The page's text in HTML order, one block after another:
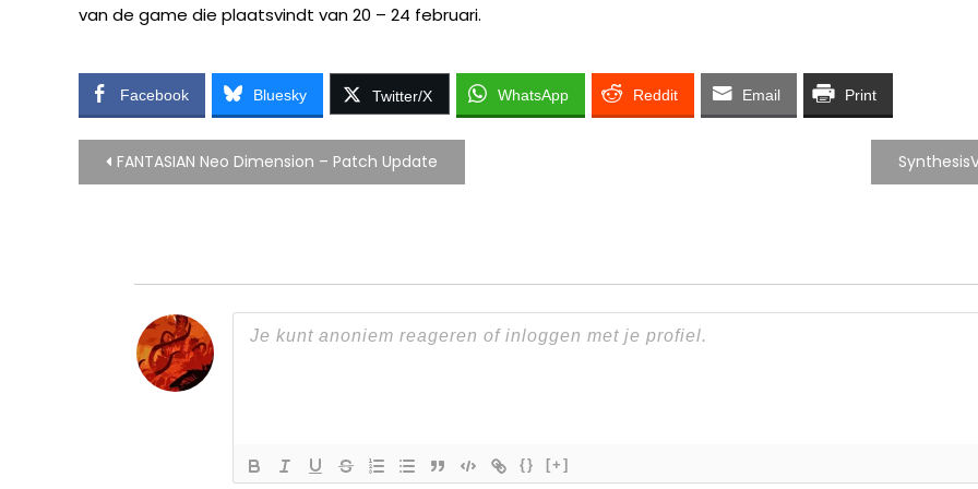
van de game die plaatsvindt van 20 – 24 februari.
Facebook Bluesky Twitter/X WhatsApp Reddit Email Print
Bericht
FANTASIAN Neo Dimension – Patch Update
{} [+]